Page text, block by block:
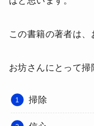
この書籍の著者は、
お坊さんにとって掃
掃除